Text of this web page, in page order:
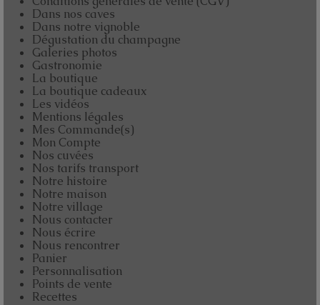
Dans nos caves
Dans notre vignoble
Dégustation du champagne
Galeries photos
Gastronomie
La boutique
La boutique cadeaux
Les vidéos
Mentions légales
Mes Commande(s)
Mon Compte
Nos cuvées
Nos tarifs transport
Notre histoire
Notre maison
Notre village
Nous contacter
Nous écrire
Nous rencontrer
Panier
Personnalisation
Points de vente
Recettes